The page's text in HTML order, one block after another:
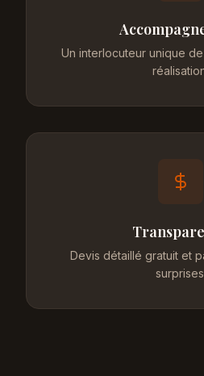
Un interlocuteur unique
Devis détaillé gratuit et